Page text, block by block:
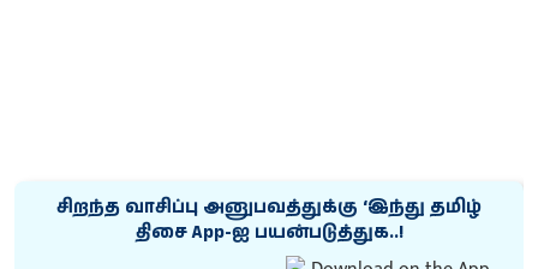
சிறந்த வாசிப்பு அனுபவத்துக்கு ‘இந்து தமிழ்
திசை App-ஐ பயன்படுத்துக..!